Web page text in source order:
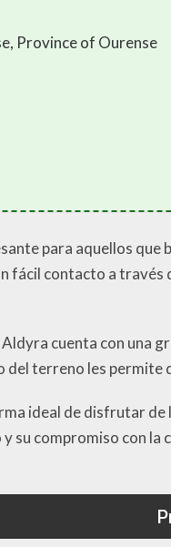
Province of Ourense
para aquellos
fácil contacto a
cuenta con una
del terreno les
ideal de disfrutar
su compromiso con